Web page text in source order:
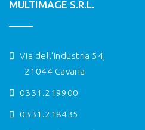
MULTIMAGE S.R.L.
Via dell'Industria 54,
21044 Cavaria
0331.219900
0331.218435